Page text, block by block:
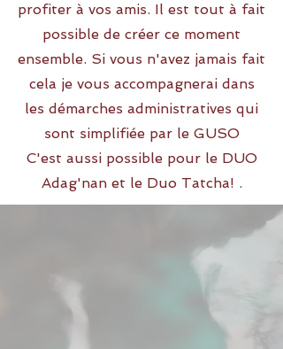
profiter à vos amis. Il est tout à fait
possible de créer ce moment
ensemble. Si vous n'avez jamais fait
cela je vous accompagnerai dans
les démarches administratives qui
sont simplifiée par le GUSO
C'est aussi possible pour le DUO
Adag'nan et le Duo Tatcha! .